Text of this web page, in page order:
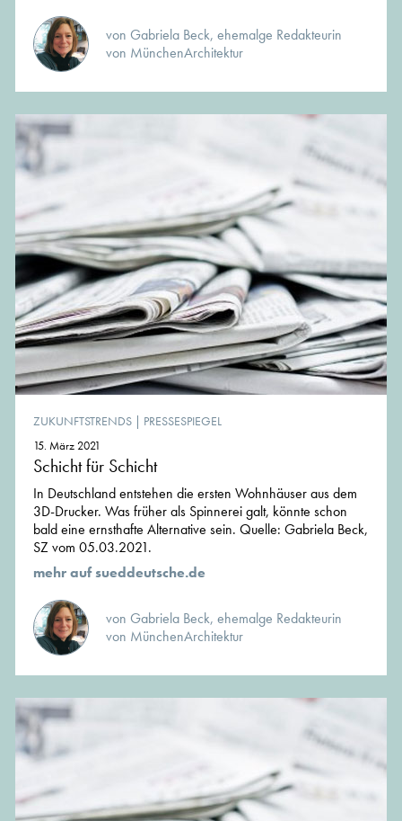
von Gabriela Beck, ehemalge Redakteurin
von MünchenArchitektur
ZUKUNFTSTRENDS | PRESSESPIEGEL
15. März 2021
Schicht für Schicht
In Deutschland entstehen die ersten Wohnhäuser aus dem
3D-Drucker. Was früher als Spinnerei galt, könnte schon
bald eine ernsthafte Alternative sein. Quelle: Gabriela Beck,
SZ vom 05.03.2021.
mehr auf sueddeutsche.de
von Gabriela Beck, ehemalge Redakteurin
von MünchenArchitektur